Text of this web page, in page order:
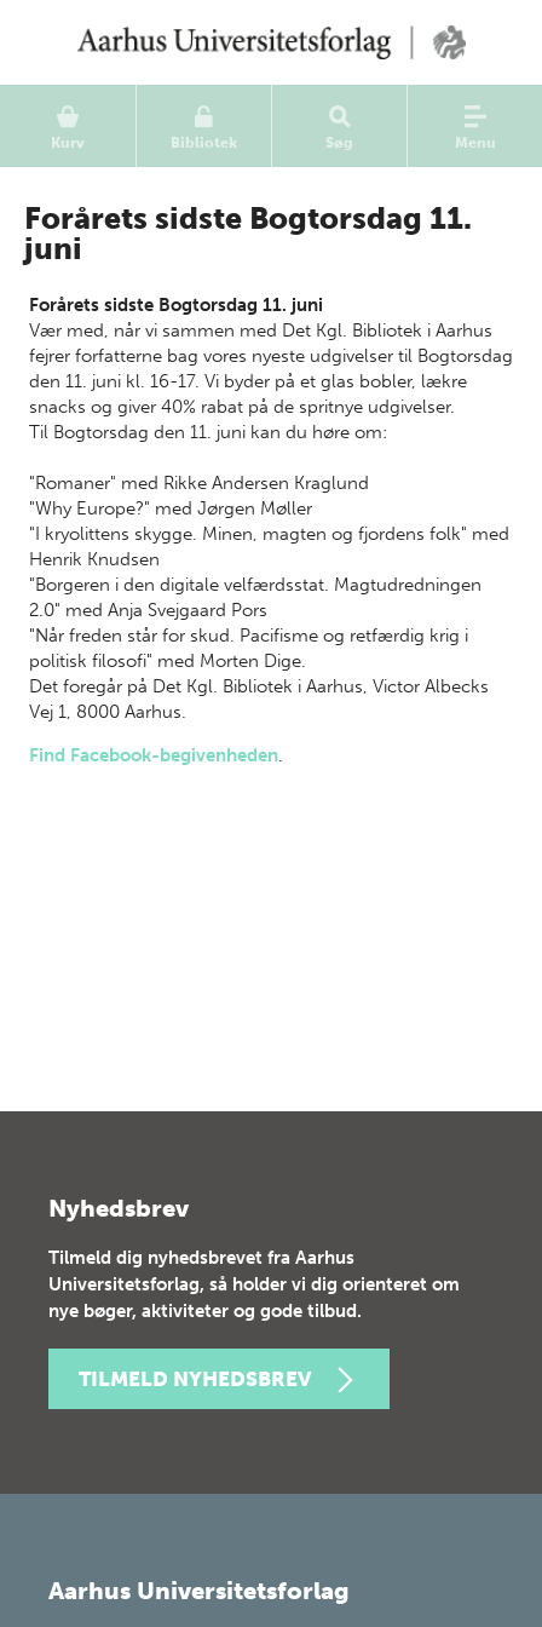
Kurv Bibliotek Søg Menu
Forårets sidste Bogtorsdag 11.
juni
Forårets sidste Bogtorsdag 11. juni
Vær med, når vi sammen med Det Kgl. Bibliotek i Aarhus
fejrer forfatterne bag vores nyeste udgivelser til Bogtorsdag
den 11. juni kl. 16-17. Vi byder på et glas bobler, lækre
snacks og giver 40% rabat på de spritnye udgivelser.
Til Bogtorsdag den 11. juni kan du høre om:
"Romaner" med Rikke Andersen Kraglund
"Why Europe?" med Jørgen Møller
"I kryolittens skygge. Minen, magten og fjordens folk" med
Henrik Knudsen
"Borgeren i den digitale velfærdsstat. Magtudredningen
2.0" med Anja Svejgaard Pors
"Når freden står for skud. Pacifisme og retfærdig krig i
politisk filosofi" med Morten Dige.
Det foregår på Det Kgl. Bibliotek i Aarhus, Victor Albecks
Vej 1, 8000 Aarhus.
Find Facebook-begivenheden.
Nyhedsbrev
Tilmeld dig nyhedsbrevet fra Aarhus
Universitetsforlag, så holder vi dig orienteret om
nye bøger, aktiviteter og gode tilbud.
TILMELD NYHEDSBREV
Aarhus Universitetsforlag